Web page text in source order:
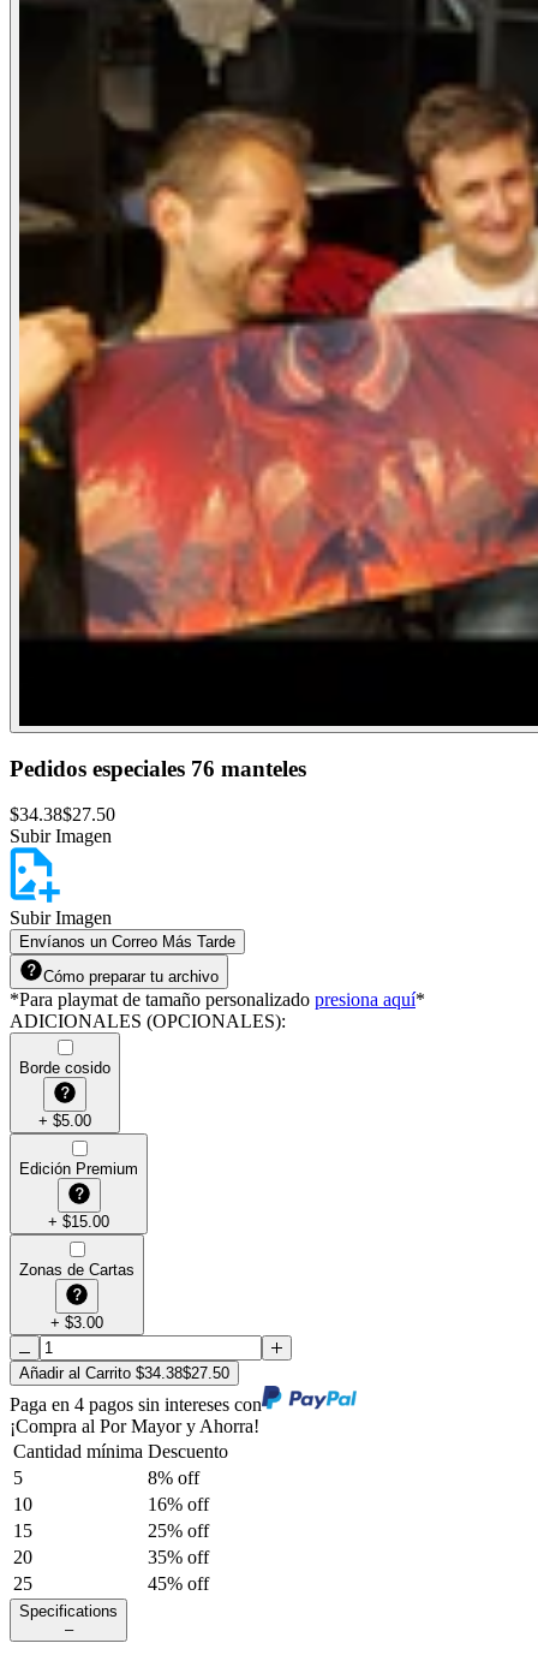
Pedidos especiales 76 manteles
$34.38$27.50
Subir Imagen
Subir Imagen
Envíanos un Correo Más Tarde
Cómo preparar tu archivo
*Para playmat de tamaño personalizado presiona aquí*
ADICIONALES (OPCIONALES):
Borde cosido
+ $5.00
Edición Premium
+ $15.00
Zonas de Cartas
+ $3.00
Añadir al Carrito $34.38$27.50
Paga en 4 pagos sin intereses con
¡Compra al Por Mayor y Ahorra!
Cantidad mínima Descuento
5
8% off
10
16% off
15
25% off
20
35% off
25
45% off
Specifications
–